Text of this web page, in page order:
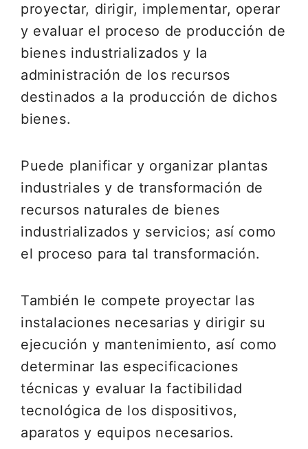
proyectar, dirigir, implementar, operar
y evaluar el proceso de producción de
bienes industrializados y la
administración de los recursos
destinados a la producción de dichos
bienes.
Puede planificar y organizar plantas
industriales y de transformación de
recursos naturales de bienes
industrializados y servicios; así como
el proceso para tal transformación.
También le compete proyectar las
instalaciones necesarias y dirigir su
ejecución y mantenimiento, así como
determinar las especificaciones
técnicas y evaluar la factibilidad
tecnológica de los dispositivos,
aparatos y equipos necesarios.